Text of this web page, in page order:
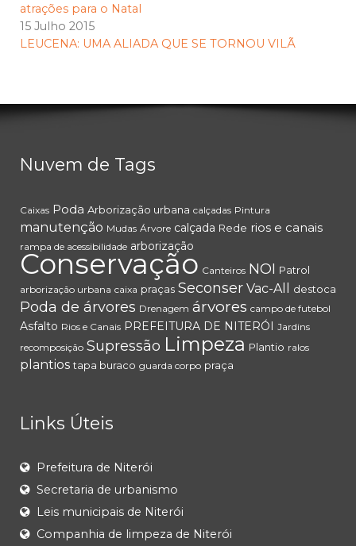
atrações para o Natal
15 Julho 2015
LEUCENA: UMA ALIADA QUE SE TORNOU VILÃ
Nuvem de Tags
Caixas Poda Arborização urbana calçadas Pintura
manutenção Mudas Árvore calçada Rede rios e canais
rampa de acessibilidade arborização
Conservação Canteiros NOI Patrol
arborização urbana caixa praças Seconser Vac-All destoca
Poda de árvores Drenagem árvores campo de futebol
Asfalto Rios e Canais PREFEITURA DE NITERÓI
Jardins
recomposição Supressão Limpeza Plantio ralos
plantios tapa buraco guarda corpo praça
Links Úteis
Prefeitura de Niterói
Secretaria de urbanismo
Leis municipais de Niterói
Companhia de limpeza de Niterói